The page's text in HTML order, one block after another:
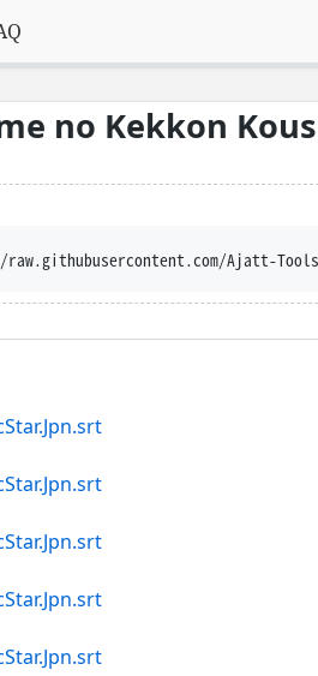
no Kekkon
server-